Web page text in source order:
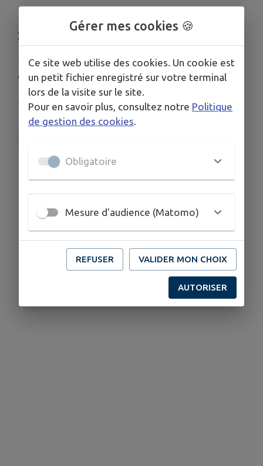
SOUTIEN A MAYOTTE
Publié le mardi 21 janvier 2025 - Comité des Fêtes
Comité des Fêtes
.
Gérer mes cookies 🍪
Ce site web utilise des cookies. Un cookie est
un petit fichier enregistré sur votre terminal
lors de la visite sur le site.
Pour en savoir plus, consultez notre Politique
de gestion des cookies
Obligatoire
Mesure d'audience (Matomo)
REFUSER VALIDER MON CHOIX
AUTORISER